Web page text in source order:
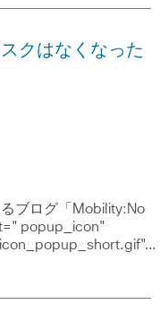
クはなくなった
ブログ「Mobility:No